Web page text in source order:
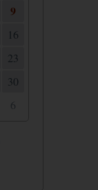
9
16
23
30
6